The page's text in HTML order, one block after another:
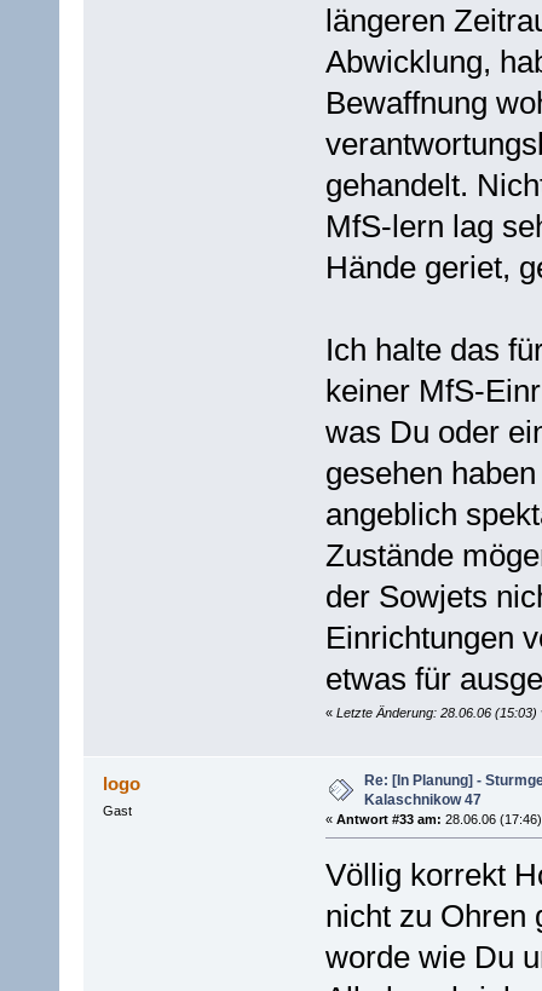
längeren
Abwicklung,
Bewaffnung
gehandelt.
MfS-lern lag
Hände geriet,
Ich halte das
keiner MfS-
was Du oder
gesehen
angeblich
Zustände
der Sowjets
Einrichtungen
etwas für
« Letzte Änderung: 28.06.06 (15:03)
logo
Gast
Re: [In Planung] -
Kalaschnikow 47
« Antwort #33 am: 28.06.06
Völlig korrekt
nicht zu Ohren
worde wie Du